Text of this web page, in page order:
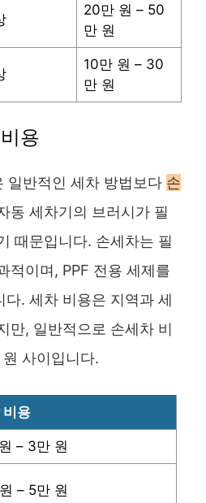
20만 원 – 50
만 원
10만 원 – 30
만 원
용
일반적인 세차 방법보다 손
동 세차기의 브러시가 필
때문입니다. 손세차는 필
적이며, PPF 전용 세제를
다. 세차 비용은 지역과 세
만, 일반적으로 손세차 비
사이입니다.
비용
– 3만 원
– 5만 원